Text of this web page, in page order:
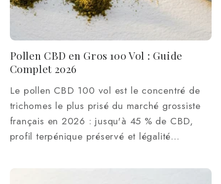
Pollen CBD en Gros 100 Vol : Guide
Complet 2026
Le pollen CBD 100 vol est le concentré de
trichomes le plus prisé du marché grossiste
français en 2026 : jusqu'à 45 % de CBD,
profil terpénique préservé et légalité...